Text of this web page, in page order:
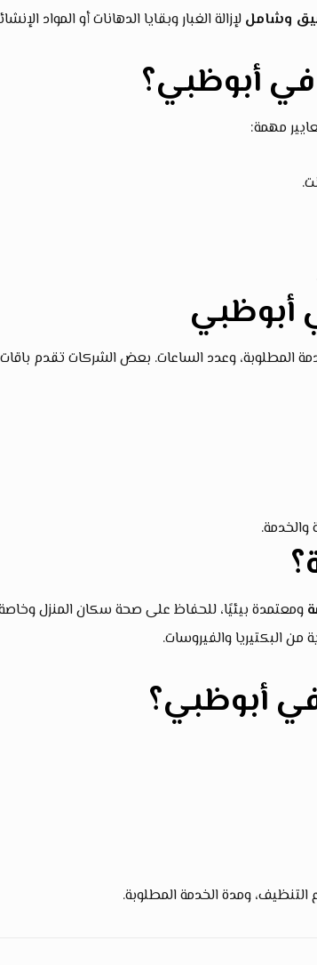
وشامل لإزالة الغبار وبقايا الدهانات أو المواد
أبوظبي؟
مهمة:
أبوظبي
المطلوبة، وعدد الساعات. بعض الشركات تقدم باقات
ومعتمدة بيئيًا، للحفاظ على صحة سكان المنزل
البكتيريا والفيروسات.
أبوظبي؟
ومدة الخدمة المطلوبة.